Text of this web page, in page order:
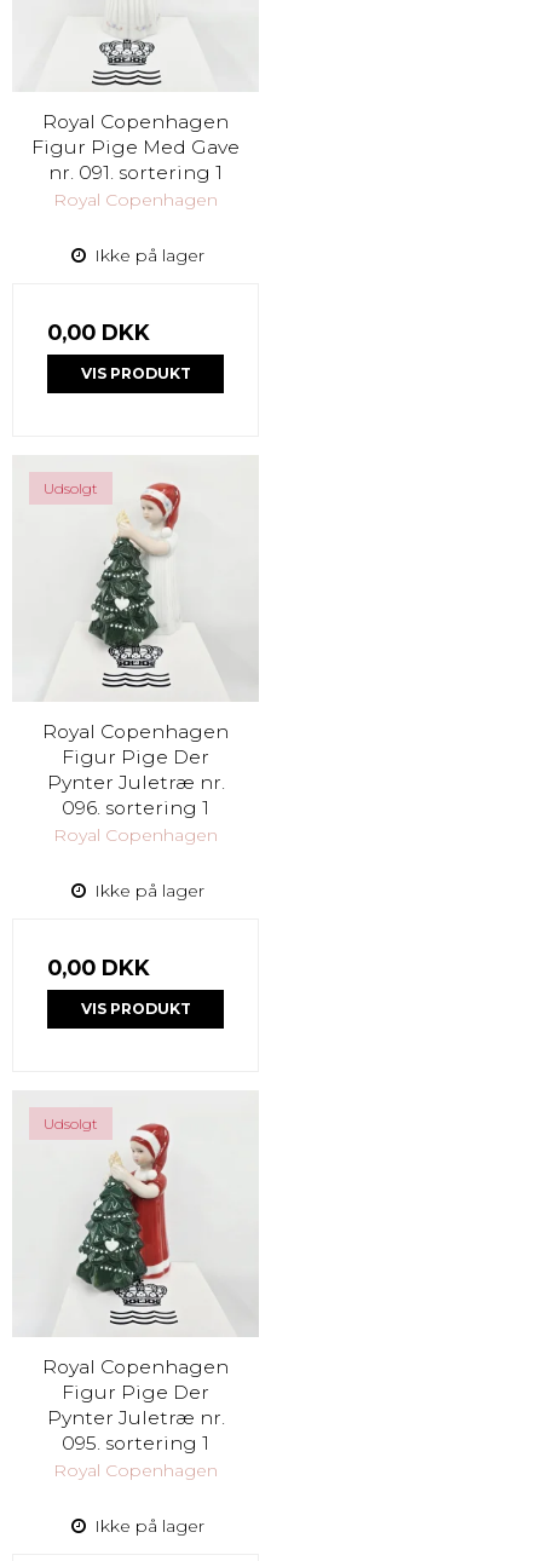
Royal Copenhagen
Figur Pige Med Gave
nr. 091. sortering 1
Royal Copenhagen
Ikke på lager
0,00 DKK
VIS PRODUKT
Udsolgt
Royal Copenhagen
Figur Pige Der
Pynter Juletræ nr.
096. sortering 1
Royal Copenhagen
Ikke på lager
0,00 DKK
VIS PRODUKT
Udsolgt
Royal Copenhagen
Figur Pige Der
Pynter Juletræ nr.
095. sortering 1
Royal Copenhagen
Ikke på lager